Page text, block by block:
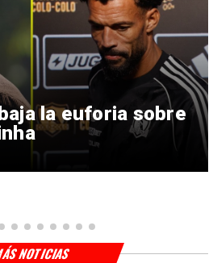
la euforia sobre
NOTICIAS